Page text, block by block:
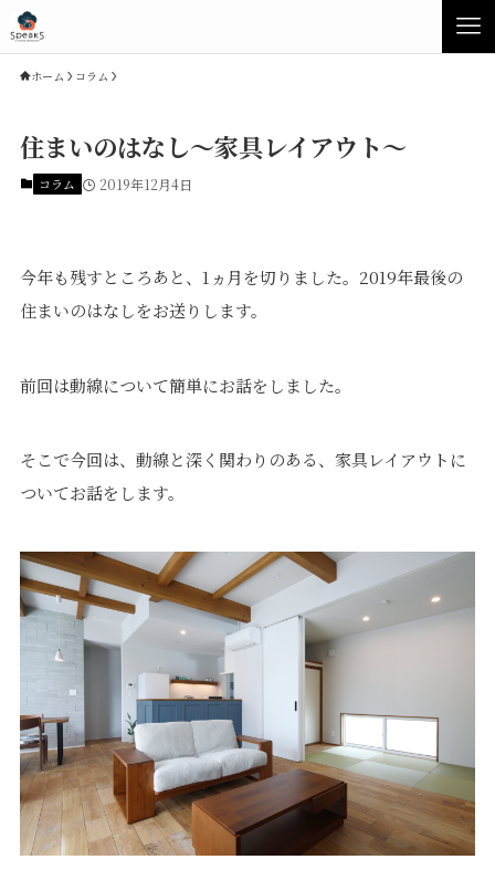
性能について
素材について
展示場・モデルハウス
価格・プラン
間取りプラン集
Topics
お知らせ
土地情報
コラム
スタッフブログ
吉田のブログ
Q&A
About
会社概要
企業理念・トップメッ
セージ
スタッフ紹介
Other Contact
ホーム コラム
住まいのはなし～家具レイアウト～
コラム 2019年12月4日
今年も残すところあと、1ヵ月を切りました。2019年最後の
住まいのはなしをお送りします。
前回は動線について簡単にお話をしました。
そこで今回は、動線と深く関わりのある、家具レイアウトに
ついてお話をします。